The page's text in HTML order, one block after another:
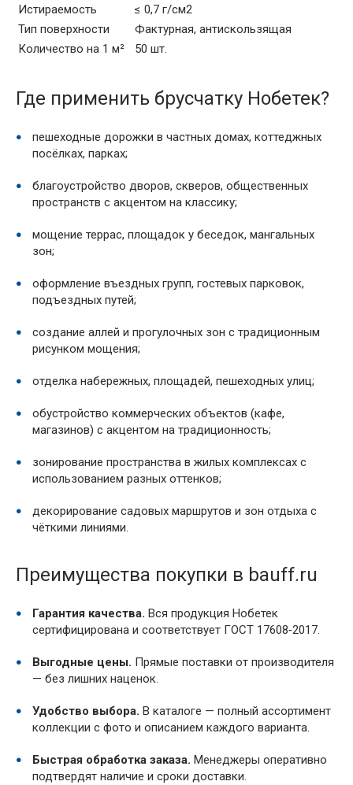
Истираемость
≤ 0,7 г/см2
Тип поверхности
Фактурная, антискользящая
Количество на 1 м²
50 шт.
Где применить брусчатку Нобетек?
пешеходные дорожки в частных домах, коттеджных
посёлках, парках;
благоустройство дворов, скверов, общественных
пространств с акцентом на классику;
мощение террас, площадок у беседок, мангальных
зон;
оформление въездных групп, гостевых парковок,
подъездных путей;
создание аллей и прогулочных зон с традиционным
рисунком мощения;
отделка набережных, площадей, пешеходных улиц;
обустройство коммерческих объектов (кафе,
магазинов) с акцентом на традиционность;
зонирование пространства в жилых комплексах с
использованием разных оттенков;
декорирование садовых маршрутов и зон отдыха с
чёткими линиями.
Преимущества покупки в bauff.ru
Гарантия качества. Вся продукция Нобетек
сертифицирована и соответствует ГОСТ 17608‑2017.
Выгодные цены. Прямые поставки от производителя
— без лишних наценок.
Удобство выбора. В каталоге — полный ассортимент
коллекции с фото и описанием каждого варианта.
Быстрая обработка заказа. Менеджеры оперативно
подтвердят наличие и сроки доставки.